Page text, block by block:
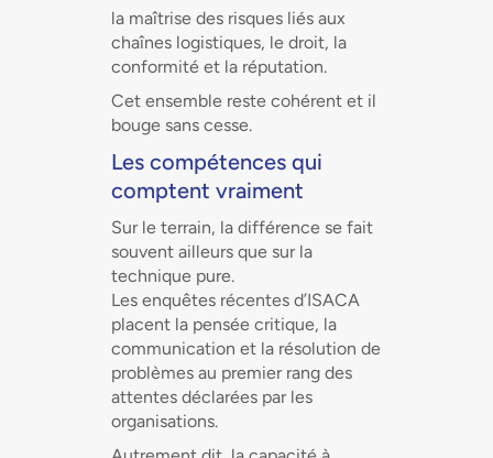
la maîtrise des risques liés aux
chaînes logistiques, le droit, la
conformité et la réputation.
Cet ensemble reste cohérent et il
bouge sans cesse.
Les compétences qui
comptent vraiment
Sur le terrain, la différence se fait
souvent ailleurs que sur la
technique pure.
Les enquêtes récentes d’ISACA
placent la pensée critique, la
communication et la résolution de
problèmes au premier rang des
attentes déclarées par les
organisations.